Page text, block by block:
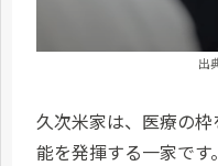
出
久次米家は、医療の
能を発揮する一家です。